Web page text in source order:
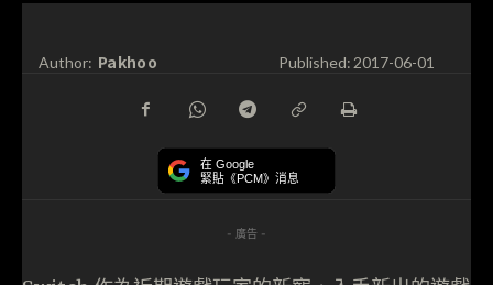
Author: Pakhoo Published:2017-06-01
在 Google
緊貼《PCM》消息
- 廣告 -